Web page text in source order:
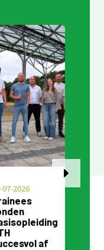
07-2026
af